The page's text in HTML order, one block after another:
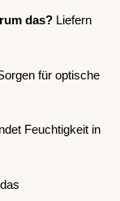
das? Liefern
für optische
Feuchtigkeit in